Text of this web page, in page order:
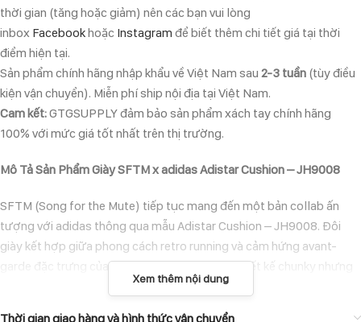
thời gian (tăng hoặc giảm) nên các bạn vui lòng
inbox Facebookhoặc Instagram để biết thêm chi tiết giá tại thời
điểm hiện tại.
Sản phẩm chính hãng nhập khẩu về Việt Nam sau 2-3 tuần (tùy điều
kiện vận chuyển). Miễn phí ship nội địa tại Việt Nam.
Cam kết:GTGSUPPLY đảm bảo sản phẩm xách tay chính hãng
100% với mức giá tốt nhất trên thị trường.
Mô Tả Sản Phẩm Giày SFTM x adidas Adistar Cushion – JH9008
SFTM (Song for the Mute) tiếp tục mang đến một bản collab ấn
tượng với adidas thông qua mẫu Adistar Cushion – JH9008. Đôi
giày kết hợp giữa phong cách retro running và cảm hứng avant-
garde đặc trưng của thương hiệu SFTM. Với thiết kế chunky nhưng
không nặng nề, phần upper được làm từ lưới breathable kết hợp với
Xem thêm nội dung
Thời gian giao hàng và hình thức vận chuyển